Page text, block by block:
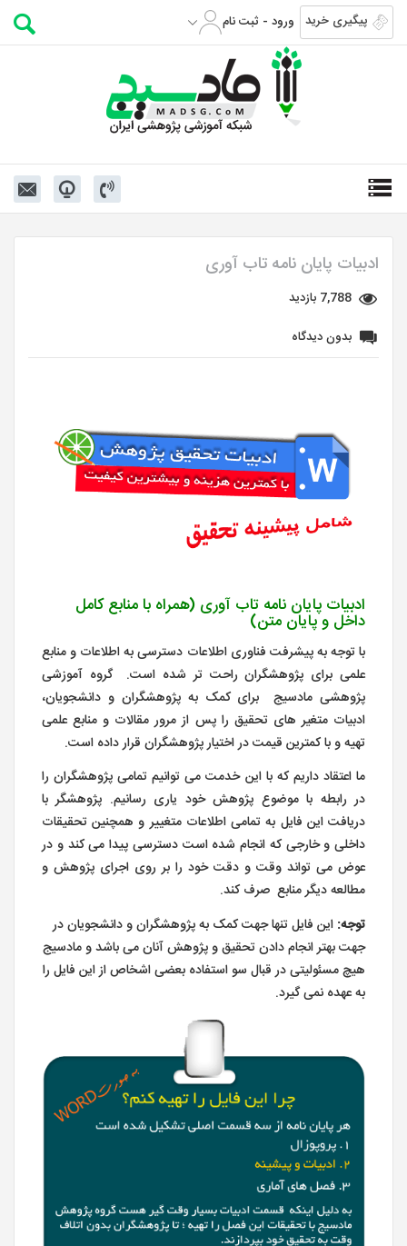
پیگیری خرید ورود - ثبت نام
ادبیات پایان نامه تاب آوری
7,788 بازدید
بدون دیدگاه
ادبیات پایان نامه تاب آوری (همراه با منابع کامل
داخل و پایان متن)
با توجه به پیشرفت فناوری اطلاعات دسترسی به اطلاعات و منابع
علمی برای پژوهشگران راحت تر شده است. گروه آموزشی
پژوهشی مادسیج برای کمک به پژوهشگران و دانشجویان،
ادبیات متغیر های تحقیق را پس از مرور مقالات و منابع علمی
تهیه و با کمترین قیمت در اختیار پژوهشگران قرار داده است.
ما اعتقاد داریم که با این خدمت می توانیم تمامی پژوهشگران را
در رابطه با موضوع پژوهش خود یاری رسانیم. پژوهشگر با
دریافت این فایل به تمامی اطلاعات متغییر و همچنین تحقیقات
داخلی و خارجی که انجام شده است دسترسی پیدا می کند و در
عوض می تواند وقت و دقت خود را بر روی اجرای پژوهش و
مطالعه دیگر منابع صرف کند.
توجه: این فایل تنها جهت کمک به پژوهشگران و دانشجویان در
جهت بهتر انجام دادن تحقیق و پژوهش آنان می باشد و مادسیج
هیچ مسئولیتی در قبال سو استفاده بعضی اشخاص از این فایل را
به عهده نمی گیرد.